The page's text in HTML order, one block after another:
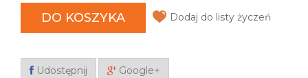
DO KOSZYKA Dodaj do listy życzeń
Udostępnij Google+